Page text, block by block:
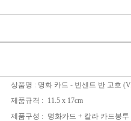
상품명 : 명화 카드 - 빈센트 반 고흐
제품규격 :
11.5 x 17cm
제품구성 :
명화카드 + 칼라 카드봉투